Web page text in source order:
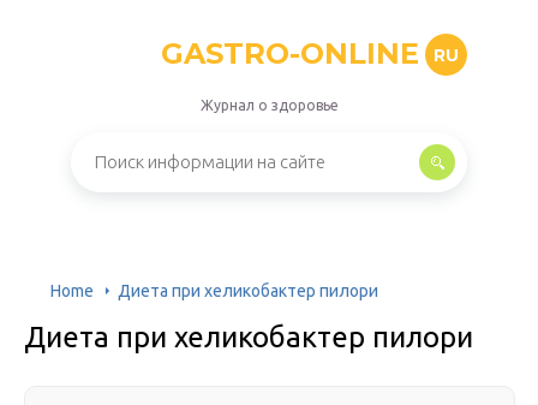
GASTRO-ONLINE RU
Журнал о здоровье
Home Диета при хеликобактер пилори
Диета при хеликобактер пилори